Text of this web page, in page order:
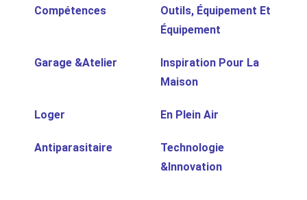
Compétences
Outils, Équipement Et
Équipement
Garage &Atelier
Inspiration Pour La
Maison
Loger En Plein Air
Antiparasitaire
Technologie
&Innovation